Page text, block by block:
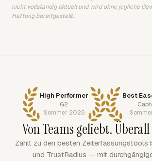
nicht vollständig aktuell und wird ohne jegliche
Haftung bereitgestellt.
High Performer
G2
Sommer 2026
Best
Von Teams geliebt.
Zählt zu den besten Zeiterfassungstools
und TrustRadius — mit